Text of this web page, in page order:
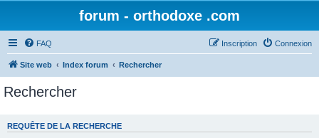
forum - orthodoxe .com
FAQ Connexion
Inscription
Site web Index forum Rechercher
Rechercher
REQUÊTE DE LA RECHERCHE